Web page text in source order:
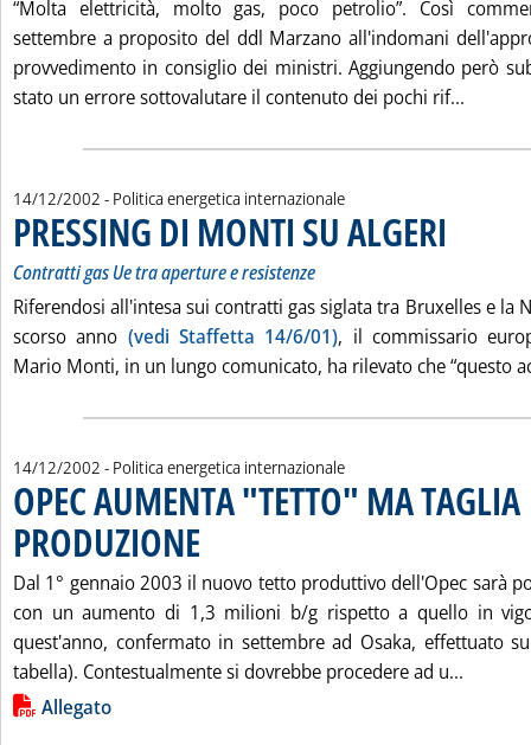
“Molta elettricità, molto gas, poco petrolio”. Così
settembre a proposito del ddl Marzano all'indomani
provvedimento in consiglio dei ministri. Aggiungendo però
stato un errore sottovalutare il contenuto dei pochi rif...
14/12/2002 - Politica energetica internazionale
PRESSING DI MONTI SU ALGERI
Contratti gas Ue tra aperture e resistenze
Riferendosi all'intesa sui contratti gas siglata tra Bruxelles e la
scorso anno (vedi Staffetta 14/6/01), il commissario
Mario Monti, in un lungo comunicato, ha rilevato che “questo
14/12/2002 - Politica energetica internazionale
OPEC AUMENTA "TETTO" MA TAGLIA
PRODUZIONE
Dal 1° gennaio 2003 il nuovo tetto produttivo dell'Opec sarà
con un aumento di 1,3 milioni b/g rispetto a quello in
quest'anno, confermato in settembre ad Osaka, effettuato
tabella). Contestualmente si dovrebbe procedere ad u...
Lista allegati PDF alla notizia
Allegato